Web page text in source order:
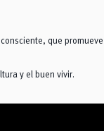
que promueve
y el buen vivir.